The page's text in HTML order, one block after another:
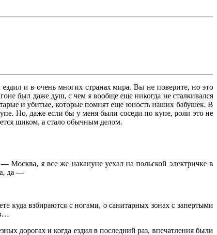
и в очень многих странах мира. Вы не поверите, но это
был даже душ, с чем я вообще еще никогда не сталкивался
и убитые, которые помнят еще юность наших бабушек. В
Но, даже если бы у меня были соседи по купе, роли это не
шиком, а стало обычным делом.
Москва, я все же накануне уехал на польской электричке в
да —
куда взбираются с ногами, о санитарных зонах с запертыми
дорогах и когда ездил в последний раз, впечатления были